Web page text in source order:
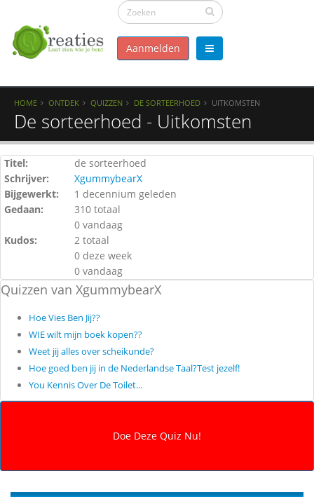
Aanmelden
HOME ONTDEK QUIZZEN DE SORTEERHOED UITKOMSTEN
De sorteerhoed - Uitkomsten
Titel:
de sorteerhoed
Schrijver:
XgummybearX
Bijgewerkt:
1 decennium geleden
Gedaan:
310 totaal
0 vandaag
Kudos:
2 totaal
0 deze week
0 vandaag
Quizzen van XgummybearX
Hoe Vies Ben Jij??
WIE wilt mijn boek kopen??
Weet jij alles over scheikunde?
Hoe goed ben jij in de Nederlandse Taal?Test jezelf!
You Kennis Over De Toilet...